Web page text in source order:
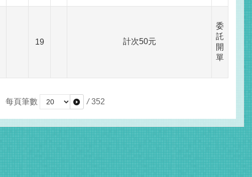
19 計次50元
委
託
開
單
每頁筆數 / 352